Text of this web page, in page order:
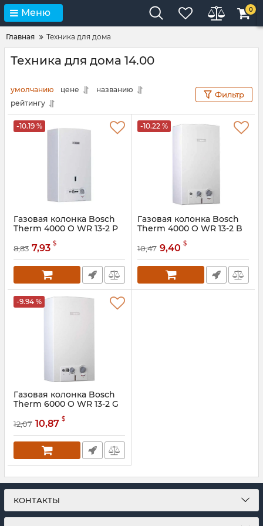
Меню 0
Главная Техника для дома
Техника для дома 14.00
умолчанию цене
названию
рейтингу
Фильтр
-10.19 %
Газовая колонка Bosch
Therm 4000 O WR 13-2 P
7702331716
8,83 7,93 $
-10.22 %
Газовая колонка Bosch
Therm 4000 O WR 13-2 B
7702331718
10,47 9,40 $
-9.94 %
Газовая колонка Bosch
Therm 6000 O WR 13-2 G
7702331717
12,07 10,87 $
КОНТАКТЫ